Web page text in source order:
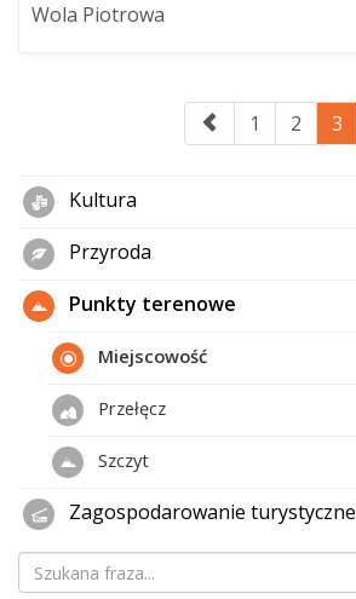
Wola Piotrowa
1 2 3
Kultura
Przyroda
Punkty terenowe
Miejscowość
Przełęcz
Szczyt
Zagospodarowanie turystyczne